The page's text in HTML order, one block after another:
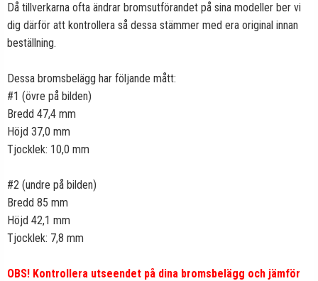
Då tillverkarna ofta ändrar bromsutförandet på sina modeller ber vi
dig därför att kontrollera så dessa stämmer med era original innan
beställning.
Dessa bromsbelägg har följande mått:
#1 (övre på bilden)
Bredd 47,4 mm
Höjd 37,0 mm
Tjocklek: 10,0 mm
#2 (undre på bilden)
Bredd 85 mm
Höjd 42,1 mm
Tjocklek: 7,8 mm
OBS! Kontrollera utseendet på dina bromsbelägg och jämför